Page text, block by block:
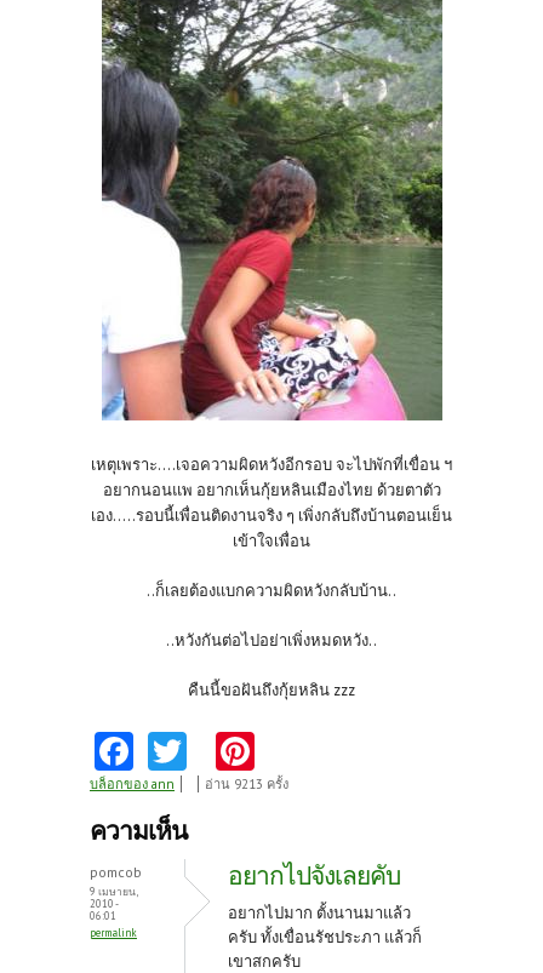
เหตุเพราะ....เจอความผิดหวังอีกรอบ จะไปพักที่เขื่อน ฯ
อยากนอนแพ อยากเห็นกุ้ยหลินเมืองไทย ด้วยตาตัว
เอง.....รอบนี้เพื่อนติดงานจริง ๆ เพิ่งกลับถึงบ้านตอนเย็น
เข้าใจเพื่อน
..ก็เลยต้องแบกความผิดหวังกลับบ้าน..
..หวังกันต่อไปอย่าเพิ่งหมดหวัง..
คืนนี้ขอฝันถึงกุ้ยหลิน zzz
Fa
ce
b
o
o
k
w
itt
nt
es
t
บล็อกของ ann อ่าน 9213 ครั้ง
ความเห็น
pomcob
9 เมษายน,
2010 -
06:01
permalink
อยากไปจังเลยคับ
อยากไปมาก ตั้งนานมาแล้ว
ครับ ทั้งเขื่อนรัชประภา แล้วก็
เขาสกครับ